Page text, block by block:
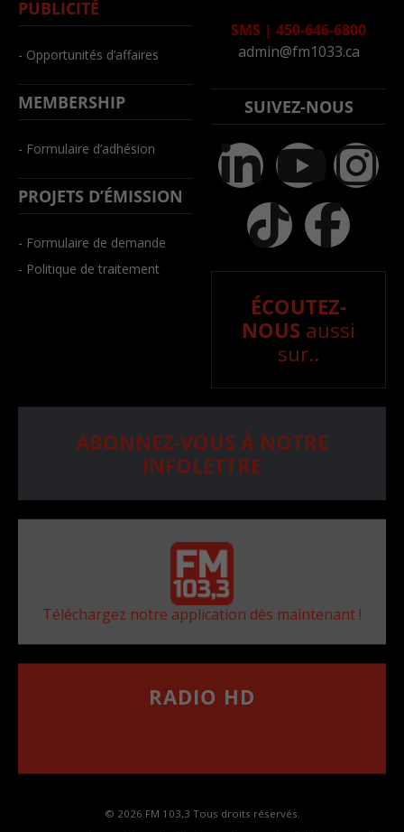
PUBLICITÉ
- Opportunités d’affaires
MEMBERSHIP
- Formulaire d’adhésion
PROJETS D’ÉMISSION
- Formulaire de demande
- Politique de traitement
SMS | 450-646-6800
admin@fm1033.ca
SUIVEZ-NOUS
ÉCOUTEZ-
NOUS aussi
sur..
ABONNEZ-VOUS À NOTRE
INFOLETTRE
Téléchargez notre application dès maintenant !
RADIO HD
© 2026 FM 103,3 Tous droits réservés.